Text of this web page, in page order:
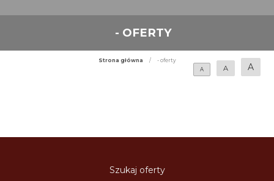
- OFERTY
Strona główna /
- oferty
A
A A
Szukaj oferty